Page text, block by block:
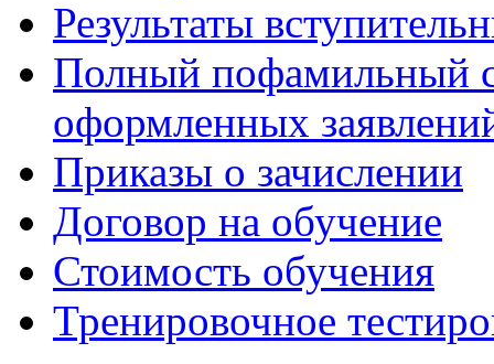
Результаты
Полный пофамильный
оформленных
Приказы о зачислении
Договор на обучение
Стоимость обучения
Тренировочное